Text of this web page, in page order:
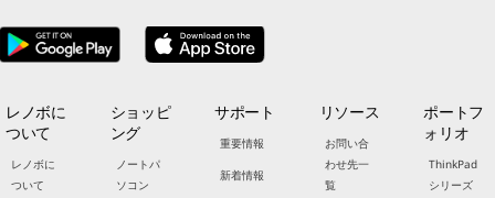
レノボに
ついて
レノボに
ついて
ショッピ
ング
ノートパ
ソコン
サポート
重要情報
新着情報
リソース
お問い合
わせ先一
覧
ポートフ
ォリオ
ThinkPad
シリーズ